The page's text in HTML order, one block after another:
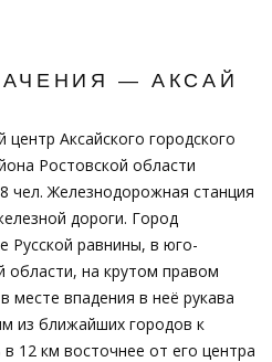
— АКСАЙ
Аксайского городского
Ростовской области
чел. Железнодорожная станция
дороги. Город
Русской равнины, в юго-
области, на крутом правом
месте впадения в неё рукава
из ближайших городов к
12 км восточнее от его центра